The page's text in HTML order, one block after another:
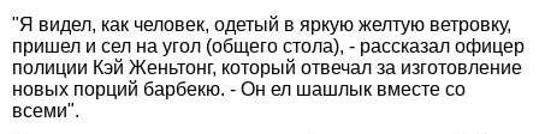
"Я видел, как человек, одетый в яркую желтую ветровку,
пришел и сел на угол (общего стола), - рассказал офицер
полиции Кэй Женьтонг, который отвечал за изготовление
новых порций барбекю. - Он ел шашлык вместе со
всеми".